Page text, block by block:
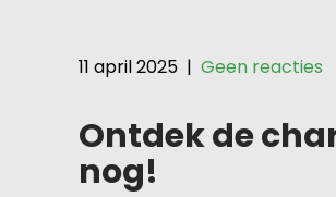
11 april 2025 | Geen reacties
Ontdek de
nog!